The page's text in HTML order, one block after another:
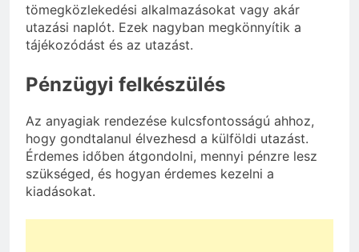
tömegközlekedési alkalmazásokat vagy akár
utazási naplót. Ezek nagyban megkönnyítik a
tájékozódást és az utazást.
Pénzügyi felkészülés
Az anyagiak rendezése kulcsfontosságú ahhoz,
hogy gondtalanul élvezhesd a külföldi utazást.
Érdemes időben átgondolni, mennyi pénzre lesz
szükséged, és hogyan érdemes kezelni a
kiadásokat.